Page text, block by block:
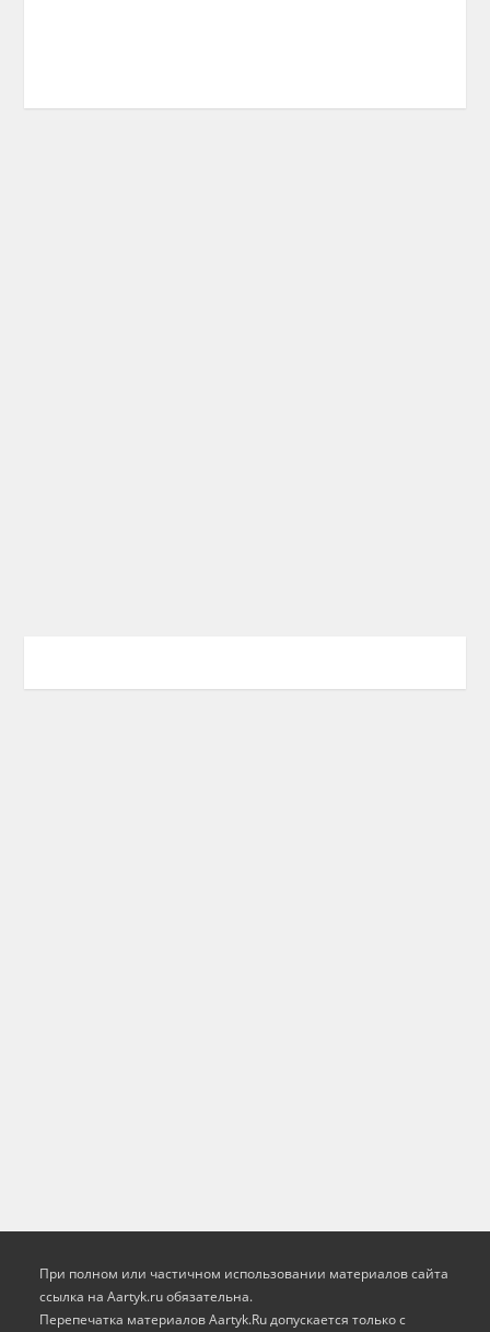
При полном или частичном использовании материалов сайта
ссылка на Aartyk.ru oбязательна.
Перепечатка материалов Aartyk.Ru допускается только с